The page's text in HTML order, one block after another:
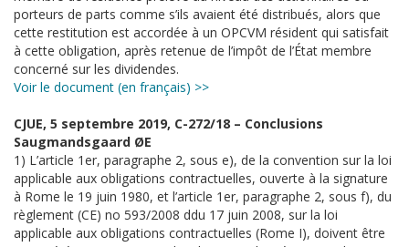
porteurs de parts comme s’ils avaient été distribués, alors que
cette restitution est accordée à un OPCVM résident qui satisfait
à cette obligation, après retenue de l’impôt de l’État membre
concerné sur les dividendes.
Voir le document (en français) >>
CJUE, 5 septembre 2019, C-272/18 – Conclusions
Saugmandsgaard ØE
1) L’article 1er, paragraphe 2, sous e), de la convention sur la loi
applicable aux obligations contractuelles, ouverte à la signature
à Rome le 19 juin 1980, et l’article 1er, paragraphe 2, sous f), du
règlement (CE) no 593/2008 ddu 17 juin 2008, sur la loi
applicable aux obligations contractuelles (Rome I), doivent être